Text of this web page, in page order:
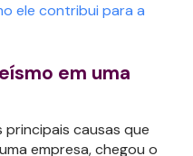
ele contribui para a
em uma
causas que
empresa, chegou o